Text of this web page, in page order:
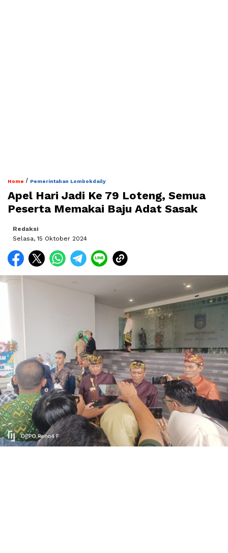
Home / Pemerintahan Lombokdaily
Apel Hari Jadi Ke 79 Loteng, Semua
Peserta Memakai Baju Adat Sasak
Redaksi
Selasa, 15 Oktober 2024